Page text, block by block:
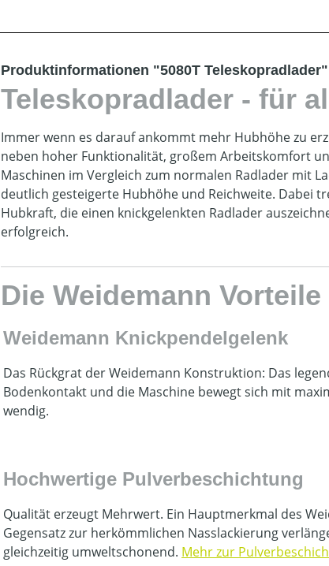
Produktinformationen "5080T Teleskopradlader"
Teleskopradlader - für
Immer wenn es darauf ankommt mehr Hubhöhe zu
neben hoher Funktionalität, großem Arbeitskomfort
Maschinen im Vergleich zum normalen Radlader mit
deutlich gesteigerte Hubhöhe und Reichweite. Dabei
Hubkraft, die einen knickgelenkten Radlader
erfolgreich.
Die Weidemann
Weidemann Knickpendelgelenk
Das Rückgrat der Weidemann Konstruktion: Das
Bodenkontakt und die Maschine bewegt sich mit
wendig.
Hochwertige Pulverbeschichtung
Qualität erzeugt Mehrwert. Ein Hauptmerkmal des
Gegensatz zur herkömmlichen Nasslackierung
gleichzeitig umweltschonend. Mehr zur